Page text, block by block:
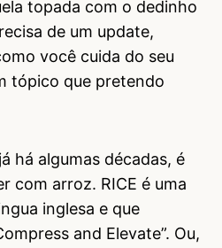
topada com o dedinho
de um update,
você cuida do seu
tópico que pretendo
há algumas décadas, é
com arroz. RICE é uma
inglesa e que
and Elevate”. Ou,